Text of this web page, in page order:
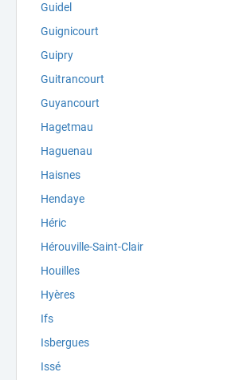
Guidel
Guignicourt
Guipry
Guitrancourt
Guyancourt
Hagetmau
Haguenau
Haisnes
Hendaye
Héric
Hérouville-Saint-Clair
Houilles
Hyères
Ifs
Isbergues
Issé